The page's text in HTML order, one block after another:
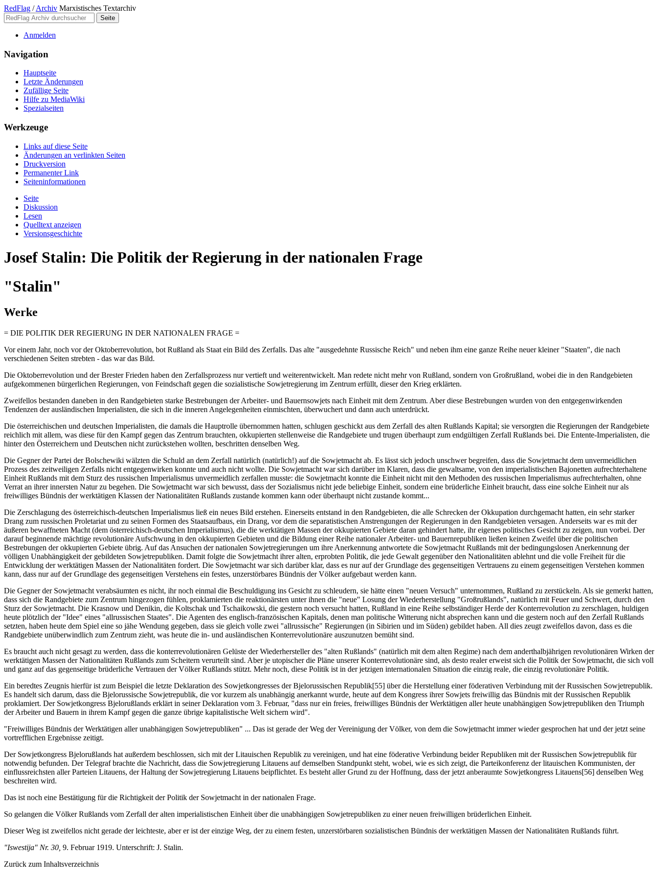
RedFlag / Archiv Marxistisches Textarchiv
Anmelden
Navigation
Hauptseite
Letzte Änderungen
Zufällige Seite
Hilfe zu MediaWiki
Spezialseiten
Werkzeuge
Links auf diese Seite
Änderungen an verlinkten Seiten
Druckversion
Permanenter Link
Seiten­­informationen
Seite
Diskussion
Lesen
Quelltext anzeigen
Versionsgeschichte
Josef Stalin: Die Politik der Regierung in der nationalen Frage
"Stalin"
Werke
= DIE POLITIK DER REGIERUNG IN DER NATIONALEN FRAGE =
Vor einem Jahr, noch vor der Oktoberrevolution, bot Rußland als Staat ein Bild des Zerfalls. Das alte "ausgedehnte Russische Reich" und neben ihm eine ganze Reihe neuer kleiner "Staaten", die nach
verschiedenen Seiten strebten - das war das Bild.
Die Oktoberrevolution und der Brester Frieden haben den Zerfallsprozess nur vertieft und weiterentwickelt. Man redete nicht mehr von Rußland, sondern von Großrußland, wobei die in den Randgebieten
aufgekommenen bürgerlichen Regierungen, von Feindschaft gegen die sozialistische Sowjetregierung im Zentrum erfüllt, dieser den Krieg erklärten.
Zweifellos bestanden daneben in den Randgebieten starke Bestrebungen der Arbeiter- und Bauernsowjets nach Einheit mit dem Zentrum. Aber diese Bestrebungen wurden von den entgegenwirkenden
Tendenzen der ausländischen Imperialisten, die sich in die inneren Angelegenheiten einmischten, überwuchert und dann auch unterdrückt.
Die österreichischen und deutschen Imperialisten, die damals die Hauptrolle übernommen hatten, schlugen geschickt aus dem Zerfall des alten Rußlands Kapital; sie versorgten die Regierungen der Randgebiete
reichlich mit allem, was diese für den Kampf gegen das Zentrum brauchten, okkupierten stellenweise die Randgebiete und trugen überhaupt zum endgültigen Zerfall Rußlands bei. Die Entente-Imperialisten, die
hinter den Österreichern und Deutschen nicht zurückstehen wollten, beschritten denselben Weg.
Die Gegner der Partei der Bolschewiki wälzten die Schuld an dem Zerfall natürlich (natürlich!) auf die Sowjetmacht ab. Es lässt sich jedoch unschwer begreifen, dass die Sowjetmacht dem unvermeidlichen
Prozess des zeitweiligen Zerfalls nicht entgegenwirken konnte und auch nicht wollte. Die Sowjetmacht war sich darüber im Klaren, dass die gewaltsame, von den imperialistischen Bajonetten aufrechterhaltene
Einheit Rußlands mit dem Sturz des russischen Imperialismus unvermeidlich zerfallen musste: die Sowjetmacht konnte die Einheit nicht mit den Methoden des russischen Imperialismus aufrechterhalten, ohne
Verrat an ihrer innersten Natur zu begehen. Die Sowjetmacht war sich bewusst, dass der Sozialismus nicht jede beliebige Einheit, sondern eine brüderliche Einheit braucht, dass eine solche Einheit nur als
freiwilliges Bündnis der werktätigen Klassen der Nationalitäten Rußlands zustande kommen kann oder überhaupt nicht zustande kommt...
Die Zerschlagung des österreichisch-deutschen Imperialismus ließ ein neues Bild erstehen. Einerseits entstand in den Randgebieten, die alle Schrecken der Okkupation durchgemacht hatten, ein sehr starker
Drang zum russischen Proletariat und zu seinen Formen des Staatsaufbaus, ein Drang, vor dem die separatistischen Anstrengungen der Regierungen in den Randgebieten versagen. Anderseits war es mit der
äußeren bewaffneten Macht (dem österreichisch-deutschen Imperialismus), die die werktätigen Massen der okkupierten Gebiete daran gehindert hatte, ihr eigenes politisches Gesicht zu zeigen, nun vorbei. Der
darauf beginnende mächtige revolutionäre Aufschwung in den okkupierten Gebieten und die Bildung einer Reihe nationaler Arbeiter- und Bauernrepubliken ließen keinen Zweifel über die politischen
Bestrebungen der okkupierten Gebiete übrig. Auf das Ansuchen der nationalen Sowjetregierungen um ihre Anerkennung antwortete die Sowjetmacht Rußlands mit der bedingungslosen Anerkennung der
völligen Unabhängigkeit der gebildeten Sowjetrepubliken. Damit folgte die Sowjetmacht ihrer alten, erprobten Politik, die jede Gewalt gegenüber den Nationalitäten ablehnt und die volle Freiheit für die
Entwicklung der werktätigen Massen der Nationalitäten fordert. Die Sowjetmacht war sich darüber klar, dass es nur auf der Grundlage des gegenseitigen Vertrauens zu einem gegenseitigen Verstehen kommen
kann, dass nur auf der Grundlage des gegenseitigen Verstehens ein festes, unzerstörbares Bündnis der Völker aufgebaut werden kann.
Die Gegner der Sowjetmacht verabsäumten es nicht, ihr noch einmal die Beschuldigung ins Gesicht zu schleudern, sie hätte einen "neuen Versuch" unternommen, Rußland zu zerstückeln. Als sie gemerkt hatten,
dass sich die Randgebiete zum Zentrum hingezogen fühlen, proklamierten die reaktionärsten unter ihnen die "neue" Losung der Wiederherstellung "Großrußlands", natürlich mit Feuer und Schwert, durch den
Sturz der Sowjetmacht. Die Krasnow und Denikin, die Koltschak und Tschaikowski, die gestern noch versucht hatten, Rußland in eine Reihe selbständiger Herde der Konterrevolution zu zerschlagen, huldigen
heute plötzlich der "Idee" eines "allrussischen Staates". Die Agenten des englisch-französischen Kapitals, denen man politische Witterung nicht absprechen kann und die gestern noch auf den Zerfall Rußlands
setzten, haben heute dem Spiel eine so jähe Wendung gegeben, dass sie gleich volle zwei "allrussische" Regierungen (in Sibirien und im Süden) gebildet haben. All dies zeugt zweifellos davon, dass es die
Randgebiete unüberwindlich zum Zentrum zieht, was heute die in- und ausländischen Konterrevolutionäre auszunutzen bemüht sind.
Es braucht auch nicht gesagt zu werden, dass die konterrevolutionären Gelüste der Wiederhersteller des "alten Rußlands" (natürlich mit dem alten Regime) nach dem anderthalbjährigen revolutionären Wirken der
werktätigen Massen der Nationalitäten Rußlands zum Scheitern verurteilt sind. Aber je utopischer die Pläne unserer Konterrevolutionäre sind, als desto realer erweist sich die Politik der Sowjetmacht, die sich voll
und ganz auf das gegenseitige brüderliche Vertrauen der Völker Rußlands stützt. Mehr noch, diese Politik ist in der jetzigen internationalen Situation die einzig reale, die einzig revolutionäre Politik.
Ein beredtes Zeugnis hierfür ist zum Beispiel die letzte Deklaration des Sowjetkongresses der Bjelorussischen Republik[55] über die Herstellung einer föderativen Verbindung mit der Russischen Sowjetrepublik.
Es handelt sich darum, dass die Bjelorussische Sowjetrepublik, die vor kurzem als unabhängig anerkannt wurde, heute auf dem Kongress ihrer Sowjets freiwillig das Bündnis mit der Russischen Republik
proklamiert. Der Sowjetkongress Bjelorußlands erklärt in seiner Deklaration vom 3. Februar, "dass nur ein freies, freiwilliges Bündnis der Werktätigen aller heute unabhängigen Sowjetrepubliken den Triumph
der Arbeiter und Bauern in ihrem Kampf gegen die ganze übrige kapitalistische Welt sichern wird".
"Freiwilliges Bündnis der Werktätigen aller unabhängigen Sowjetrepubliken" ... Das ist gerade der Weg der Vereinigung der Völker, von dem die Sowjetmacht immer wieder gesprochen hat und der jetzt seine
vortrefflichen Ergebnisse zeitigt.
Der Sowjetkongress Bjelorußlands hat außerdem beschlossen, sich mit der Litauischen Republik zu vereinigen, und hat eine föderative Verbindung beider Republiken mit der Russischen Sowjetrepublik für
notwendig befunden. Der Telegraf brachte die Nachricht, dass die Sowjetregierung Litauens auf demselben Standpunkt steht, wobei, wie es sich zeigt, die Parteikonferenz der litauischen Kommunisten, der
einflussreichsten aller Parteien Litauens, der Haltung der Sowjetregierung Litauens beipflichtet. Es besteht aller Grund zu der Hoffnung, dass der jetzt anberaumte Sowjetkongress Litauens[56] denselben Weg
beschreiten wird.
Das ist noch eine Bestätigung für die Richtigkeit der Politik der Sowjetmacht in der nationalen Frage.
So gelangen die Völker Rußlands vom Zerfall der alten imperialistischen Einheit über die unabhängigen Sowjetrepubliken zu einer neuen freiwilligen brüderlichen Einheit.
Dieser Weg ist zweifellos nicht gerade der leichteste, aber er ist der einzige Weg, der zu einem festen, unzerstörbaren sozialistischen Bündnis der werktätigen Massen der Nationalitäten Rußlands führt.
"Iswestija" Nr. 30, 9. Februar 1919. Unterschrift: J. Stalin.
Zurück zum Inhaltsverzeichnis